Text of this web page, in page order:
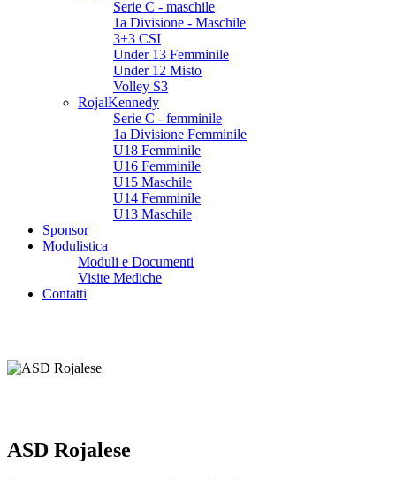
Serie C - maschile
1a Divisione - Maschile
3+3 CSI
Under 13 Femminile
Under 12 Misto
Volley S3
RojalKennedy
Serie C - femminile
1a Divisione Femminile
U18 Femminile
U16 Femminile
U15 Maschile
U14 Femminile
U13 Maschile
Sponsor
Modulistica
Moduli e Documenti
Visite Mediche
Contatti
ASD Rojalese